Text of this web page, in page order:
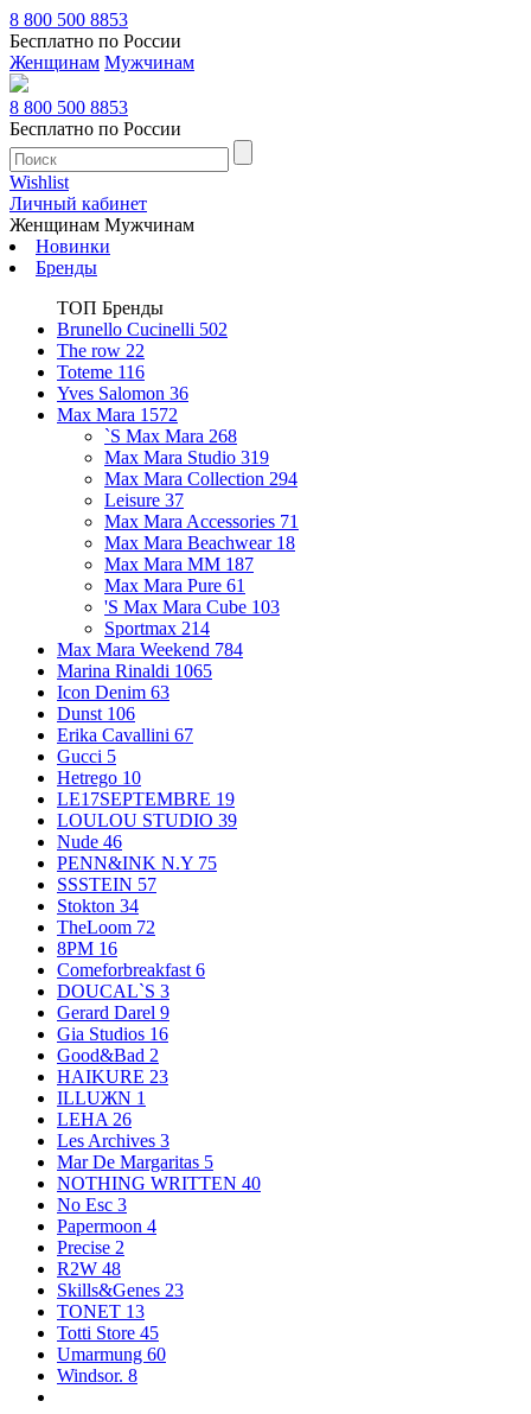
8 800 500 8853
Бесплатно по России
Женщинам Мужчинам
8 800 500 8853
Бесплатно по России
Wishlist
Личный кабинет
Женщинам Мужчинам
Новинки
Бренды
ТОП Бренды
Brunello Cucinelli 502
The row 22
Toteme 116
Yves Salomon 36
Max Mara 1572
`S Max Mara 268
Max Mara Studio 319
Max Mara Collection 294
Leisure 37
Max Mara Accessories 71
Max Mara Beachwear 18
Max Mara MM 187
Max Mara Pure 61
'S Max Mara Cube 103
Sportmax 214
Max Mara Weekend 784
Marina Rinaldi 1065
Icon Denim 63
Dunst 106
Erika Cavallini 67
Gucci 5
Hetrego 10
LE17SEPTEMBRE 19
LOULOU STUDIO 39
Nude 46
PENN&INK N.Y 75
SSSTEIN 57
Stokton 34
TheLoom 72
8PM 16
Comeforbreakfast 6
DOUCAL`S 3
Gerard Darel 9
Gia Studios 16
Good&Bad 2
HAIKURE 23
ILLUЖN 1
LEHA 26
Les Archives 3
Mar De Margaritas 5
NOTHING WRITTEN 40
No Esc 3
Papermoon 4
Precise 2
R2W 48
Skills&Genes 23
TONET 13
Totti Store 45
Umarmung 60
Windsor. 8